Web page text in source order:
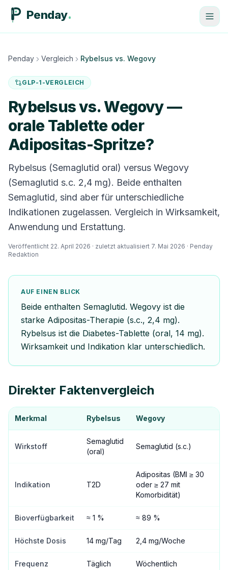
Penday
Penday Vergleich Rybelsus vs. Wegovy
GLP-1-VERGLEICH
Rybelsus vs. Wegovy —
orale Tablette oder
Adipositas-Spritze?
Rybelsus (Semaglutid oral) versus Wegovy
(Semaglutid s.c. 2,4 mg). Beide enthalten
Semaglutid, sind aber für unterschiedliche
Indikationen zugelassen. Vergleich in Wirksamkeit,
Anwendung und Erstattung.
Veröffentlicht 22. April 2026 · zuletzt aktualisiert 7. Mai 2026 · Penday
Redaktion
AUF EINEN BLICK
Beide enthalten Semaglutid. Wegovy ist die
starke Adipositas-Therapie (s.c., 2,4 mg).
Rybelsus ist die Diabetes-Tablette (oral, 14 mg).
Wirksamkeit und Indikation klar unterschiedlich.
Direkter Faktenvergleich
Merkmal Rybelsus Wegovy
Wirkstoff
Semaglutid
(oral)
Semaglutid (s.c.)
Indikation T2D
Adipositas (BMI ≥ 30
oder ≥ 27 mit
Komorbidität)
Bioverfügbarkeit ≈ 1 % ≈ 89 %
Höchste Dosis 14 mg/Tag 2,4 mg/Woche
Frequenz Täglich Wöchentlich